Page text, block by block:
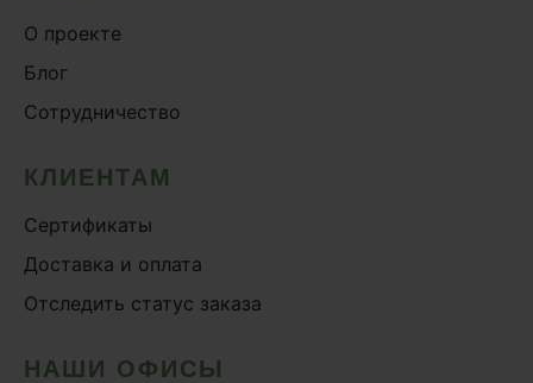
О проекте
Блог
Сотрудничество
КЛИЕНТАМ
Сертификаты
Доставка и оплата
Отследить статус заказа
НАШИ ОФИСЫ